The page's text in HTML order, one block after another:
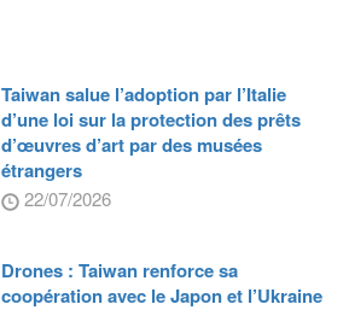
Taiwan salue l’adoption par l’Italie
d’une loi sur la protection des prêts
d’œuvres d’art par des musées
étrangers
22/07/2026
Drones : Taiwan renforce sa
coopération avec le Japon et l’Ukraine